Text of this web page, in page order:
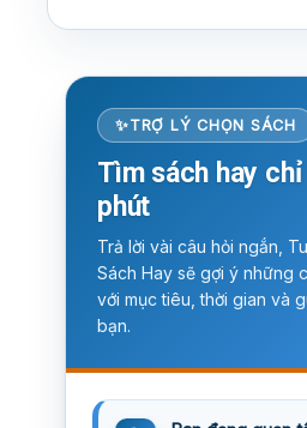
TRỢ LÝ CHỌN SÁCH
Tìm sách hay
phút
Trả lời vài câu hỏi ngắn,
Sách Hay sẽ gợi ý những
với mục tiêu, thời gian và
bạn.